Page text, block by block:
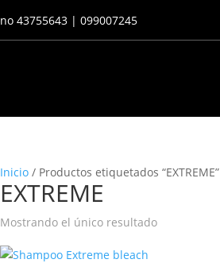
43755643 | 099007245
Inicio / Productos etiquetados “EXTREME”
EXTREME
Mostrando el único resultado